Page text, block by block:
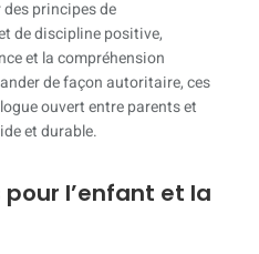
des principes de
de discipline positive,
et la compréhension
de façon autoritaire, ces
ouvert entre parents et
et durable.
l’enfant et la